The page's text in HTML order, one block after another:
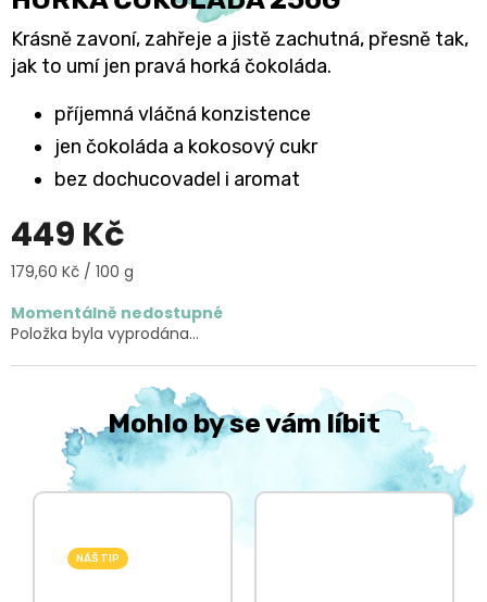
Krásně zavoní, zahřeje a jistě zachutná, přesně tak,
jak to umí jen pravá horká čokoláda.
příjemná vláčná konzistence
jen čokoláda a kokosový cukr
bez dochucovadel i aromat
449 Kč
Měrná
179,60 Kč / 100 g
Momentálně nedostupné
Položka byla vyprodána…
Mohlo by se vám líbit
NÁŠ TIP